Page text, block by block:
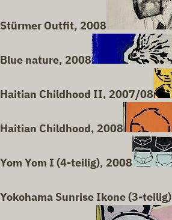
Stürmer Outfit, 2008
Blue nature, 2008
Haitian Childhood II, 2007/08
Haitian Childhood, 2008
Yom Yom I (4-teilig), 2008
Yokohama Sunrise Ikone (3-